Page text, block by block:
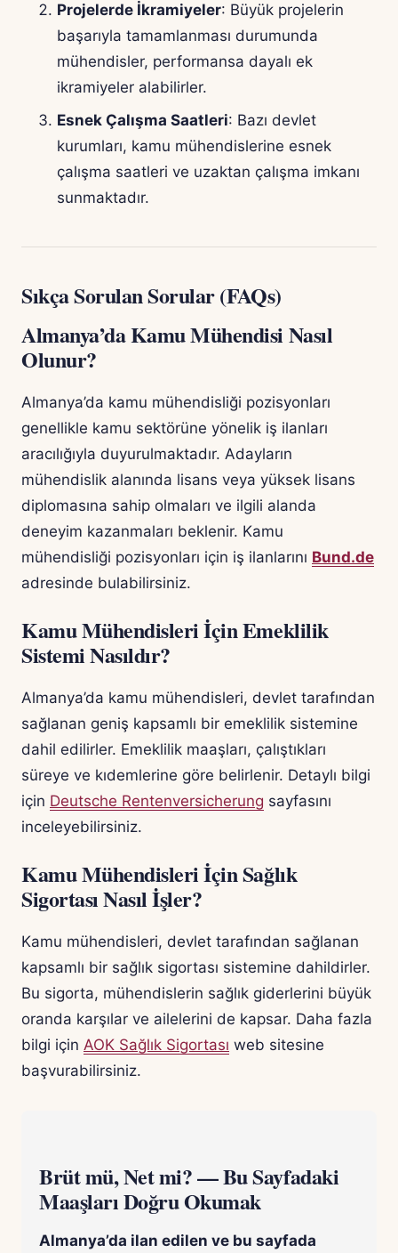
Projelerde İkramiyeler: Büyük projelerin
başarıyla tamamlanması durumunda
mühendisler, performansa dayalı ek
ikramiyeler alabilirler.
Esnek Çalışma Saatleri: Bazı devlet
kurumları, kamu mühendislerine esnek
çalışma saatleri ve uzaktan çalışma imkanı
sunmaktadır.
Sıkça Sorulan Sorular (FAQs)
Almanya’da Kamu Mühendisi Nasıl
Olunur?
Almanya’da kamu mühendisliği pozisyonları
genellikle kamu sektörüne yönelik iş ilanları
aracılığıyla duyurulmaktadır. Adayların
mühendislik alanında lisans veya yüksek lisans
diplomasına sahip olmaları ve ilgili alanda
deneyim kazanmaları beklenir. Kamu
mühendisliği pozisyonları için iş ilanlarını Bund.de
adresinde bulabilirsiniz.
Kamu Mühendisleri İçin Emeklilik
Sistemi Nasıldır?
Almanya’da kamu mühendisleri, devlet tarafından
sağlanan geniş kapsamlı bir emeklilik sistemine
dahil edilirler. Emeklilik maaşları, çalıştıkları
süreye ve kıdemlerine göre belirlenir. Detaylı bilgi
için Deutsche Rentenversicherung sayfasını
inceleyebilirsiniz.
Kamu Mühendisleri İçin Sağlık
Sigortası Nasıl İşler?
Kamu mühendisleri, devlet tarafından sağlanan
kapsamlı bir sağlık sigortası sistemine dahildirler.
Bu sigorta, mühendislerin sağlık giderlerini büyük
oranda karşılar ve ailelerini de kapsar. Daha fazla
bilgi için AOK Sağlık Sigortası web sitesine
başvurabilirsiniz.
Brüt mü, Net mi? — Bu Sayfadaki
Maaşları Doğru Okumak
Almanya’da ilan edilen ve bu sayfada